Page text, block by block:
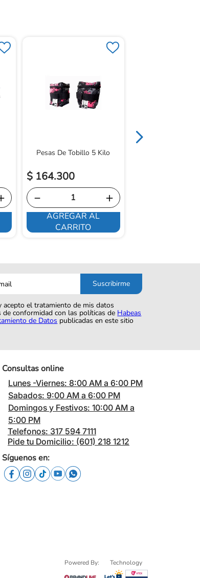
Pesas De Tobillo 5 Kilo
$ 164.300
＋
－
AGREGAR AL
CARRITO
Suscribirme
acepto el tratamiento de mis datos
de conformidad con las políticas de Habeas
de Datos publicadas en este sitio
Consultas online
Lunes -Viernes: 8:00 AM a 6:00 PM
Sabados: 9:00 AM a 6:00 PM
Domingos y Festivos: 10:00 AM a
5:00 PM
Telefonos: 317 594 7111
Pide tu Domicilio: (601) 218 1212
Síguenos en:
Powered By: Technology